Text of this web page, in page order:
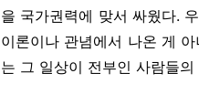
을 국가권력에 맞서 싸웠다.
이론이나 관념에서 나온 게
는 그 일상이 전부인 사람들